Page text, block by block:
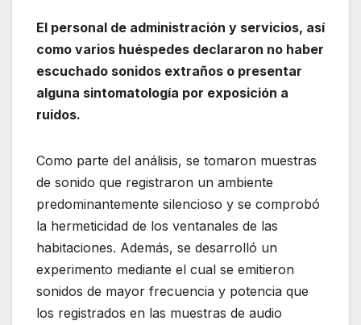
El personal de administración y servicios, así
como varios huéspedes declararon no haber
escuchado sonidos extraños o presentar
alguna sintomatología por exposición a
ruidos.
Como parte del análisis, se tomaron muestras
de sonido que registraron un ambiente
predominantemente silencioso y se comprobó
la hermeticidad de los ventanales de las
habitaciones. Además, se desarrolló un
experimento mediante el cual se emitieron
sonidos de mayor frecuencia y potencia que
los registrados en las muestras de audio